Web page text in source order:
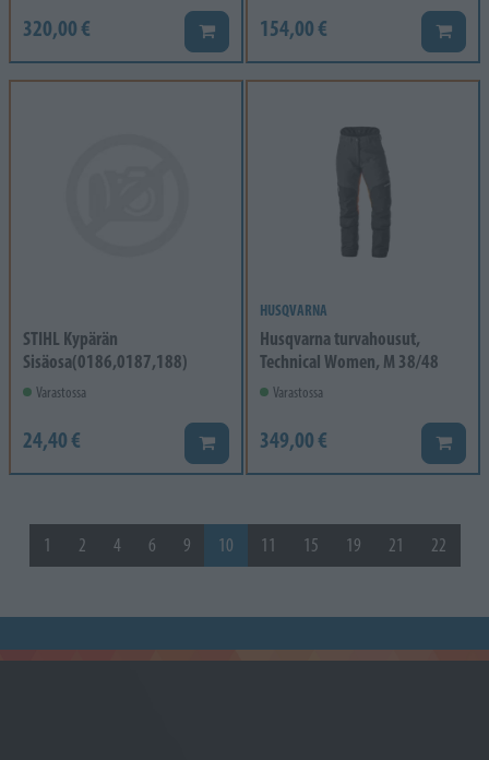
320,00 € Lisää koriin154,00 € Lisää
STIHL Kypärän
Sisäosa(0186,0187,188)
Varastossa
24,40 € Lisää koriin
HUSQVARNA
Husqvarna turvahousut,
Technical Women, M 38/48
Varastossa
349,00 € Lisää
1 2 4 6 9 10 11 15 19 21 22